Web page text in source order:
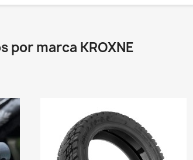
por marca KROXNE